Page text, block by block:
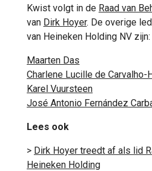
Kwist volgt in de Raad van
van Dirk Hoyer. De overige
van Heineken Holding NV zijn:
Maarten Das
Charlene Lucille de Carvalho-
Karel Vuursteen
José Antonio Fernández
Lees ook
> Dirk Hoyer treedt af als lid
Heineken Holding